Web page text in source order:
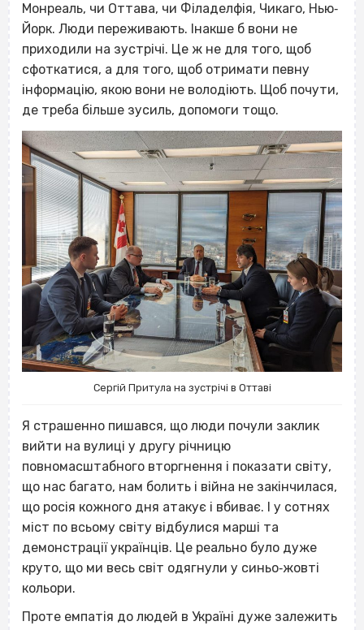
Монреаль, чи Оттава, чи Філаделфія, Чикаго, Нью‐
Йорк. Люди переживають. Інакше б вони не
приходили на зустрічі. Це ж не для того, щоб
сфоткатися, а для того, щоб отримати певну
інформацію, якою вони не володіють. Щоб почути,
де треба більше зусиль, допомоги тощо.
Сергій Притула на зустрічі в Оттаві
Я страшенно пишався, що люди почули заклик
вийти на вулиці у другу річницю
повномасштабного вторгнення і показати світу,
що нас багато, нам болить і війна не закінчилася,
що росія кожного дня атакує і вбиває. І у сотнях
міст по всьому світу відбулися марші та
демонстрації українців. Це реально було дуже
круто, що ми весь світ одягнули у синьо‐жовті
кольори.
Проте емпатія до людей в Україні дуже залежить